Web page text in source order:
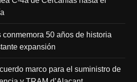
conmemora 50 años de historia
expansión
marco para el suministro de